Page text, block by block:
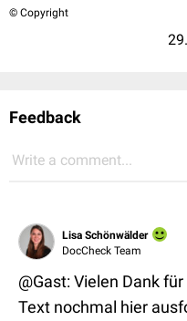
© Copyright
Feedback
Write a comment...
Lisa Schönwälder
DocCheck Team
@Gast: Vielen Dank
Text nochmal hier